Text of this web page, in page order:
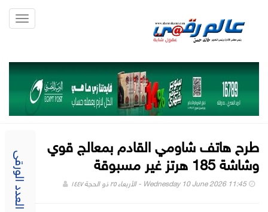
العدد الورقى
طرح هاتف شاومي القادم بمعالج قوي
وشاشة 185 هرتز غير مسبوقة
Wednesday 10 June 2026 11:45 - الأربعاء ٢٥ ذو الحجة ١٤٤٧